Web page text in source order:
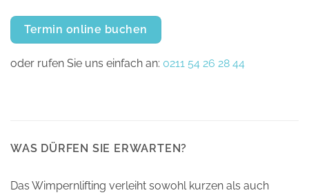
Termin online buchen
oder rufen Sie uns einfach an: 0211 54 26 28 44
WAS DÜRFEN SIE ERWARTEN?
Das Wimpernlifting verleiht sowohl kurzen als auch